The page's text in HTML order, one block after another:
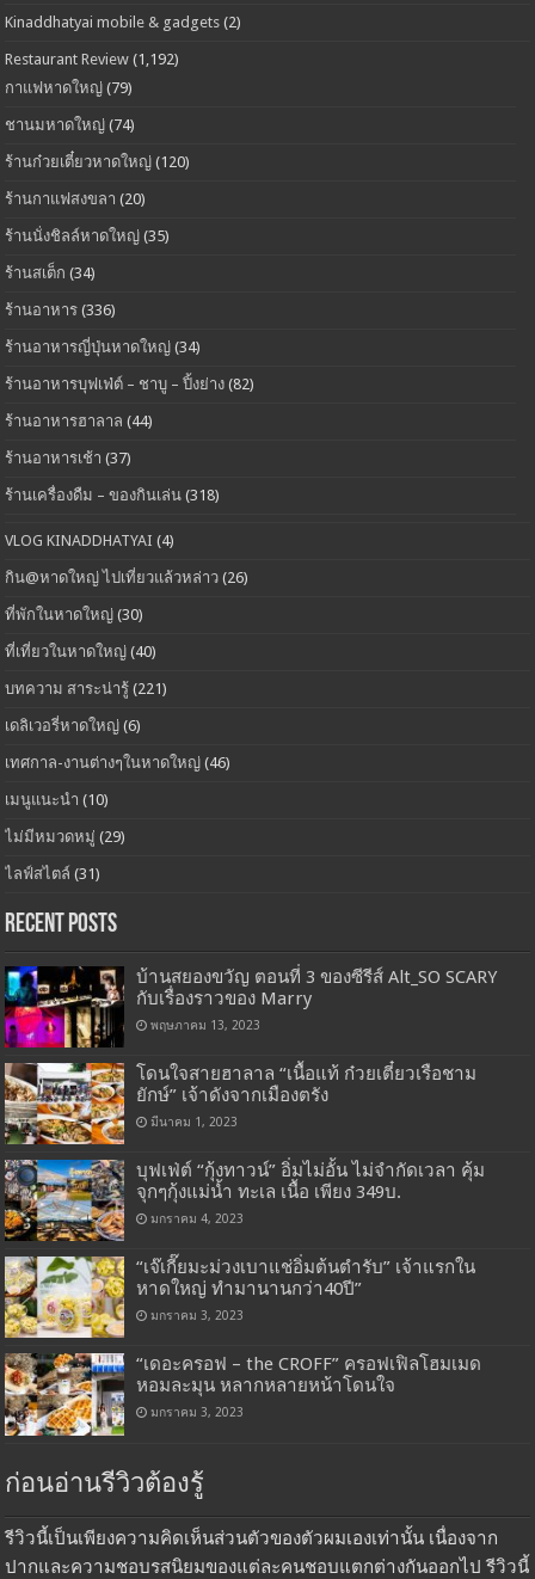
Kinaddhatyai mobile & gadgets (2)
Restaurant Review (1,192)
กาแฟหาดใหญ่ (79)
ชานมหาดใหญ่ (74)
ร้านก๋วยเตี๋ยวหาดใหญ่ (120)
ร้านกาแฟสงขลา (20)
ร้านนั่งชิลล์หาดใหญ่ (35)
ร้านสเต็ก (34)
ร้านอาหาร (336)
ร้านอาหารญี่ปุ่นหาดใหญ่ (34)
ร้านอาหารบุฟเฟ่ต์ – ชาบู – ปิ้งย่าง (82)
ร้านอาหารฮาลาล (44)
ร้านอาหารเช้า (37)
ร้านเครื่องดืม – ของกินเล่น (318)
VLOG KINADDHATYAI (4)
กิน@หาดใหญ่ ไปเที่ยวแล้วหล่าว (26)
ที่พักในหาดใหญ่ (30)
ที่เที่ยวในหาดใหญ่ (40)
บทความ สาระน่ารู้ (221)
เดลิเวอรี่หาดใหญ่ (6)
เทศกาล-งานต่างๆในหาดใหญ่ (46)
เมนูแนะนำ (10)
ไม่มีหมวดหมู่ (29)
ไลฟ์สไตล์ (31)
Recent Posts
บ้านสยองขวัญ ตอนที่ 3 ของซีรีส์ Alt_SO SCARY
กับเรื่องราวของ Marry
พฤษภาคม 13, 2023
โดนใจสายฮาลาล “เนื้อแท้ ก๋วยเตี๋ยวเรือชาม
ยักษ์” เจ้าดังจากเมืองตรัง
มีนาคม 1, 2023
บุฟเฟ่ต์ “กุ้งทาวน์” อิ่มไม่อั้น ไม่จำกัดเวลา คุ้ม
จุกๆกุ้งแม่น้ำ ทะเล เนื้อ เพียง 349บ.
มกราคม 4, 2023
“เจ๊เกี๊ยมะม่วงเบาแช่อิ่มต้นตำรับ” เจ้าแรกใน
หาดใหญ่ ทำมานานกว่า40ปี”
มกราคม 3, 2023
“เดอะครอฟ – the CROFF” ครอฟเฟิลโฮมเมด
หอมละมุน หลากหลายหน้าโดนใจ
มกราคม 3, 2023
ก่อนอ่านรีวิวต้องรู้
รีวิวนี้เป็นเพียงความคิดเห็นส่วนตัวของตัวผมเองเท่านั้น เนื่องจาก
ปากและความชอบรสนิยมของแต่ละคนชอบแตกต่างกันออกไป รีวิวนี้